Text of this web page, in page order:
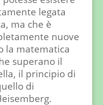
legata
ma che è
nuove
la matematica
superano il
il principio di
di